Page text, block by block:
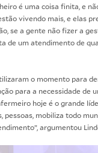
é uma coisa finita, e
vivendo mais, e elas
se a gente não fizer a
de um atendimento de
o momento para
para a necessidade de
hoje é o grande
pessoas, mobiliza todo
argumentou